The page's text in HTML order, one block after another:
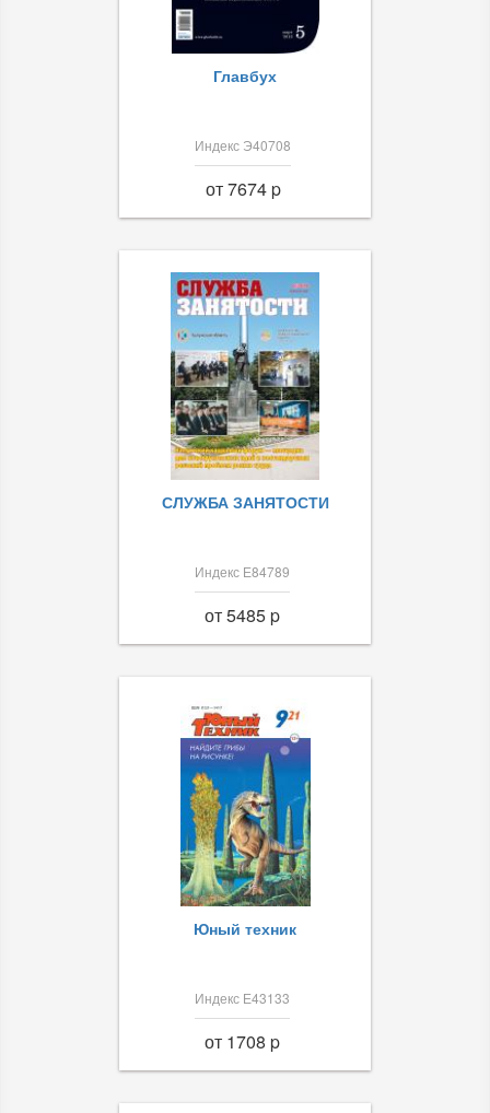
Главбух
Индекс Э40708
от 7674 p
СЛУЖБА ЗАНЯТОСТИ
Индекс Е84789
от 5485 p
Юный техник
Индекс Е43133
от 1708 p